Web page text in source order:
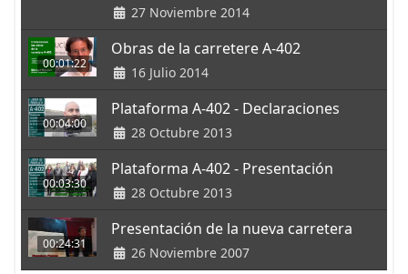
27 Noviembre 2014
00:01:22
Obras de la carretere A-402
16 Julio 2014
00:04:00
Plataforma A-402 - Declaraciones
28 Octubre 2013
00:03:30
Plataforma A-402 - Presentación
28 Octubre 2013
00:24:31
Presentación de la nueva carretera
26 Noviembre 2007